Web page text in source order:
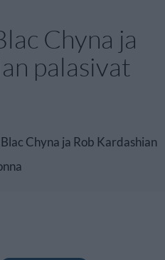
Chyna ja
palasivat
Chyna ja Rob Kardashian